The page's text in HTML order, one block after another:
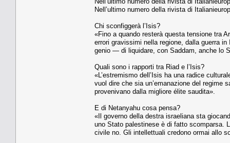
Nell’ultimo numero della rivista di
Chi sconfiggerà l’Isis?
«Fino a quando resterà questa tensione tra
errori gravissimi nella regione, dalla guerra
genio — di liquidare, con Saddam, anche lo
Quali sono i rapporti tra Riad e l’Isis?
«L’estremismo dell’Isis ha una radice
vuol dire che sia un’emanazione del regime
provenivano dalla migliore élite saudita».
E di Netanyahu cosa pensa?
«Il governo della destra israeliana sta
uno Stato palestinese è di fatto scomparsa.
civile no. Gli intellettuali credono ormai allo